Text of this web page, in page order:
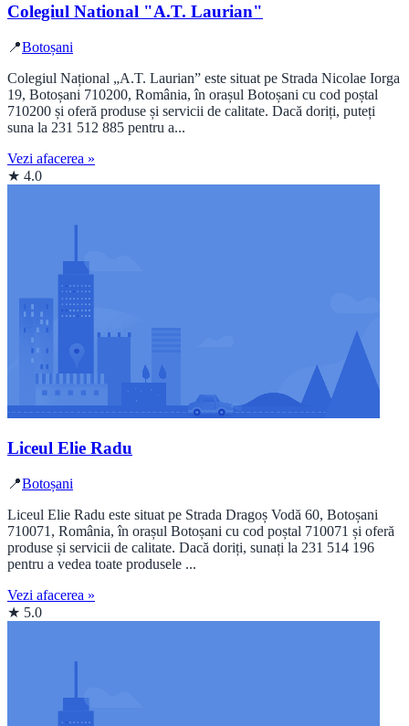
Colegiul National "A.T. Laurian"
📍Botoșani
Colegiul Național „A.T. Laurian” este situat pe Strada Nicolae Iorga
19, Botoșani 710200, România, în orașul Botoșani cu cod poștal
710200 și oferă produse și servicii de calitate. Dacă doriți, puteți
suna la 231 512 885 pentru a...
Vezi afacerea »
★ 4.0
Liceul Elie Radu
📍Botoșani
Liceul Elie Radu este situat pe Strada Dragoș Vodă 60, Botoșani
710071, România, în orașul Botoșani cu cod poștal 710071 și oferă
produse și servicii de calitate. Dacă doriți, sunați la 231 514 196
pentru a vedea toate produsele ...
Vezi afacerea »
★ 5.0